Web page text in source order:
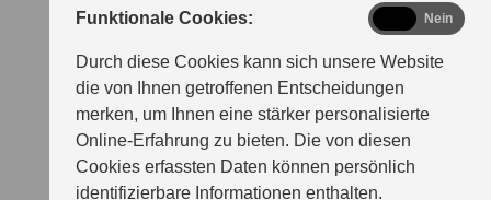
Funktionale Cookies:
Durch diese Cookies kann sich unsere Website
die von Ihnen getroffenen Entscheidungen
merken, um Ihnen eine stärker personalisierte
Online-Erfahrung zu bieten. Die von diesen
Cookies erfassten Daten können persönlich
identifizierbare Informationen enthalten.
functional
Nein